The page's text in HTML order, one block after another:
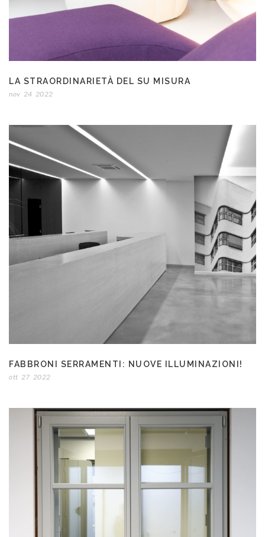
LA STRAORDINARIETÀ DEL SU MISURA
nov 24 2022
FABBRONI SERRAMENTI: NUOVE ILLUMINAZIONI!
ott 27 2022